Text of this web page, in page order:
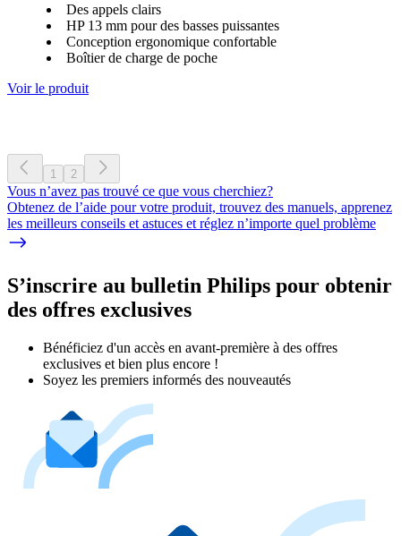
Des appels clairs
HP 13 mm pour des basses puissantes
Conception ergonomique confortable
Boîtier de charge de poche
Voir le produit
1 2
Vous n’avez pas trouvé ce que vous cherchiez?
Obtenez de l’aide pour votre produit, trouvez des manuels, apprenez
les meilleurs conseils et astuces et réglez n’importe quel problème
S’inscrire au bulletin Philips pour obtenir
des offres exclusives
Bénéficiez d'un accès en avant-première à des offres
exclusives et bien plus encore !
Soyez les premiers informés des nouveautés